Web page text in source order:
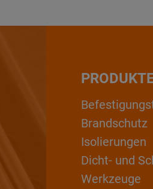
Brandschutz
Isolierungen
Dicht- und
Werkzeuge